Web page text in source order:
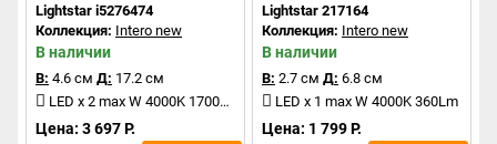
Lightstar i5276474
Коллекция: Intero new
В наличии
В: 4.6 см Д: 17.2 см
LED x 2 max W 4000K 1700Lm
Цена: 3 697 Р.
Lightstar 217164
Коллекция: Intero new
В наличии
В: 2.7 см Д: 6.8 см
LED x 1 max W 4000K 360Lm
Цена: 1 799 Р.